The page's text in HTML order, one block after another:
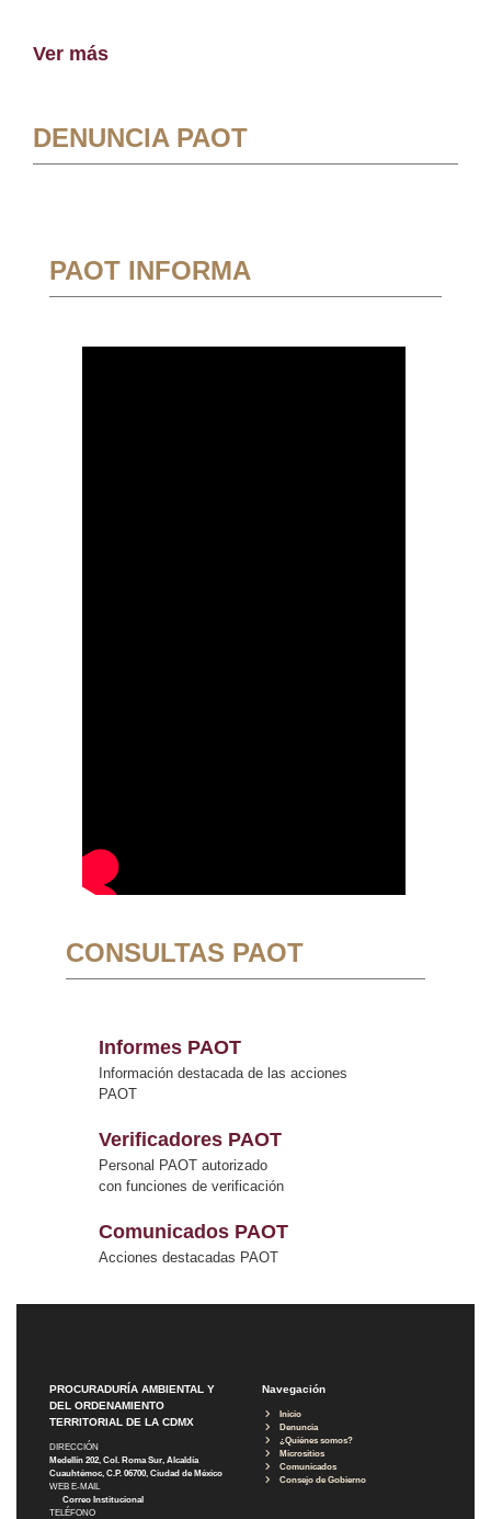
Ver más
DENUNCIA PAOT
PAOT INFORMA
CONSULTAS PAOT
Informes PAOT
Información destacada de las acciones
PAOT
Verificadores PAOT
Personal PAOT autorizado
con funciones de verificación
Comunicados PAOT
Acciones destacadas PAOT
PROCURADURÍA AMBIENTAL Y
DEL ORDENAMIENTO
TERRITORIAL DE LA CDMX
DIRECCIÓN
Medellín 202, Col. Roma Sur, Alcaldía
Cuauhtémoc, C.P. 06700, Ciudad de México
WEB E-MAIL
Correo Institucional
TELÉFONO
Navegación
Inicio
Denuncia
¿Quiénes somos?
Micrositios
Comunicados
Consejo de Gobierno